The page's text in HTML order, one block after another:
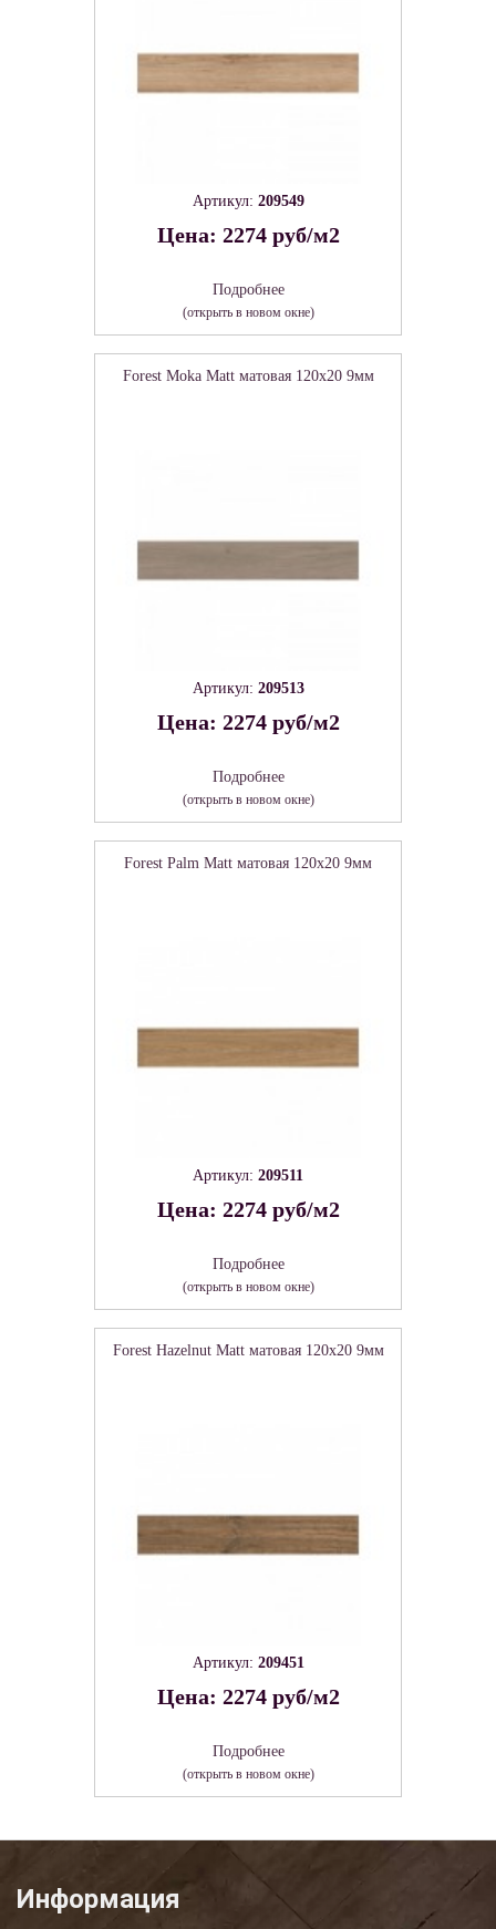
Артикул: 209549
Цена: 2274 руб/м2
Подробнее
(открыть в новом окне)
Forest Moka Matt матовая 120x20 9мм
Артикул: 209513
Цена: 2274 руб/м2
Подробнее
(открыть в новом окне)
Forest Palm Matt матовая 120x20 9мм
Артикул: 209511
Цена: 2274 руб/м2
Подробнее
(открыть в новом окне)
Forest Hazelnut Matt матовая 120x20 9мм
Артикул: 209451
Цена: 2274 руб/м2
Подробнее
(открыть в новом окне)
Информация